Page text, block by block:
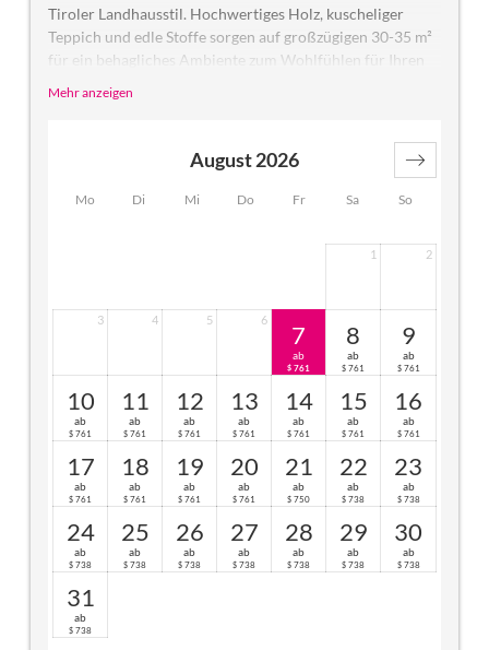
Tiroler Landhausstil. Hochwertiges Holz, kuscheliger
Teppich und edle Stoffe sorgen auf großzügigen 30-35 m²
für ein behagliches Ambiente zum Wohlfühlen für Ihren
zweit und dazu die herrliche Bergsicht vom Balkon (nicht
Bidet und WC ausgestattet.
Mehr anzeigen
Mo Di Mi Do Fr Sa So
August 2026
1 2
3 4 5 6
7
ab
$ 761
8
ab
$ 761
9
ab
$ 761
10
ab
$ 761
11
ab
$ 761
12
ab
$ 761
13
ab
$ 761
14
ab
$ 761
15
ab
$ 761
16
ab
$ 761
17
ab
$ 761
18
ab
$ 761
19
ab
$ 761
20
ab
$ 761
21
ab
$ 750
22
ab
$ 738
23
ab
$ 738
24
ab
$ 738
25
ab
$ 738
26
ab
$ 738
27
ab
$ 738
28
ab
$ 738
29
ab
$ 738
30
ab
$ 738
31
ab
$ 738